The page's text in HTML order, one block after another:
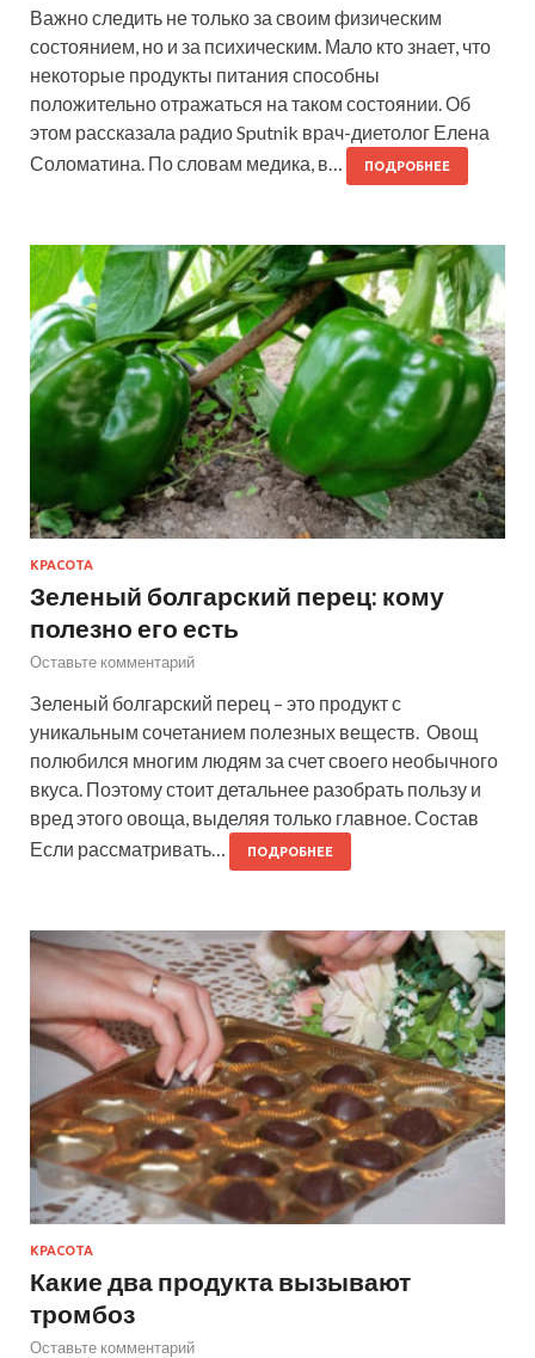
Важно следить не только за своим физическим
состоянием, но и за психическим. Мало кто знает, что
некоторые продукты питания способны
положительно отражаться на таком состоянии. Об
этом рассказала радио Sputnik врач-диетолог Елена
Соломатина. По словам медика, в…
ПОДРОБНЕЕ
КРАСОТА
Зеленый болгарский перец: кому
полезно его есть
Оставьте комментарий
Зеленый болгарский перец – это продукт с
уникальным сочетанием полезных веществ. Овощ
полюбился многим людям за счет своего необычного
вкуса. Поэтому стоит детальнее разобрать пользу и
вред этого овоща, выделяя только главное. Состав
Если рассматривать…
ПОДРОБНЕЕ
КРАСОТА
Какие два продукта вызывают
тромбоз
Оставьте комментарий